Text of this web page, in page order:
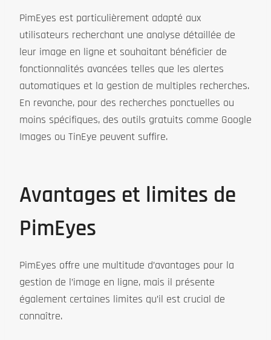
PimEyes est particulièrement adapté aux
utilisateurs recherchant une analyse détaillée de
leur image en ligne et souhaitant bénéficier de
fonctionnalités avancées telles que les alertes
automatiques et la gestion de multiples recherches.
En revanche, pour des recherches ponctuelles ou
moins spécifiques, des outils gratuits comme Google
Images ou TinEye peuvent suffire.
Avantages et limites de
PimEyes
PimEyes offre une multitude d’avantages pour la
gestion de l’image en ligne, mais il présente
également certaines limites qu’il est crucial de
connaître.